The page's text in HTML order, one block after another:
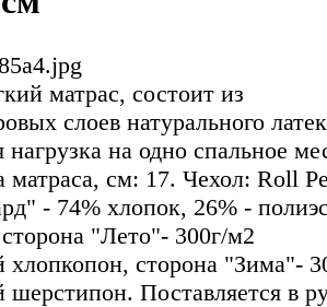
матрас, состоит из
слоев натурального
на одно спальное
матраса, см: 17. Чехол: Roll
- 74% хлопок, 26% -
"Лето"- 300г/м2
хлопкопон, сторона "Зима"-
Поставляется в